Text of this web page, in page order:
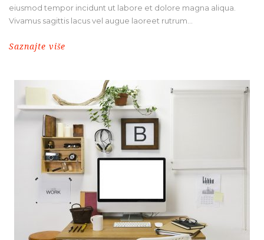
eiusmod tempor incidunt ut labore et dolore magna aliqua.
Vivamus sagittis lacus vel augue laoreet rutrum...
Saznajte više